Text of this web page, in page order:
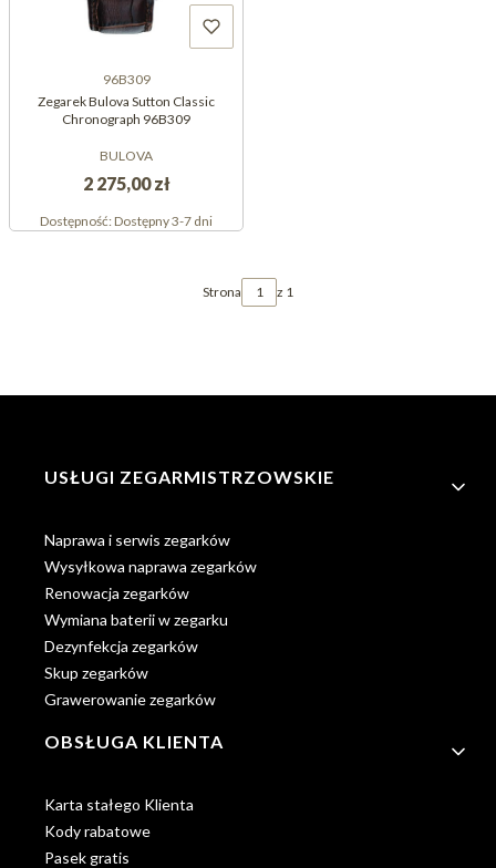
96B309
Zegarek Bulova Sutton Classic
Chronograph 96B309
BULOVA
2 275,00 zł
Dostępność:Dostępny 3-7 dni
Strona z 1
Linki w stopce
USŁUGI ZEGARMISTRZOWSKIE
Naprawa i serwis zegarków
Wysyłkowa naprawa zegarków
Renowacja zegarków
Wymiana baterii w zegarku
Dezynfekcja zegarków
Skup zegarków
Grawerowanie zegarków
OBSŁUGA KLIENTA
Karta stałego Klienta
Kody rabatowe
Pasek gratis